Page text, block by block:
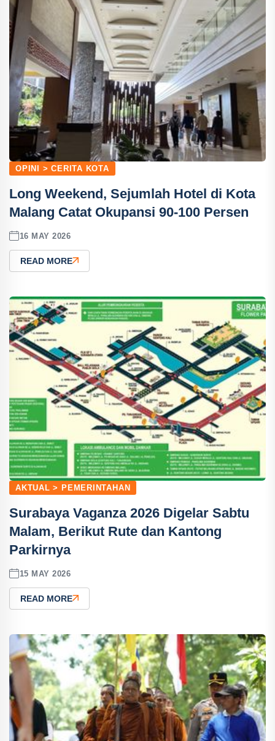
OPINI > CERITA KOTA
Long Weekend, Sejumlah Hotel di Kota
Malang Catat Okupansi 90-100 Persen
16 MAY 2026
READ MORE
AKTUAL > PEMERINTAHAN
Surabaya Vaganza 2026 Digelar Sabtu
Malam, Berikut Rute dan Kantong
Parkirnya
15 MAY 2026
READ MORE